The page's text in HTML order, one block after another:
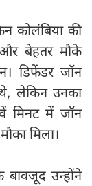
कोलंबिया की
बेहतर मौके
डिफेंडर जॉन
लेकिन उनका
मिनट में जॉन
मिला।
उन्होंने